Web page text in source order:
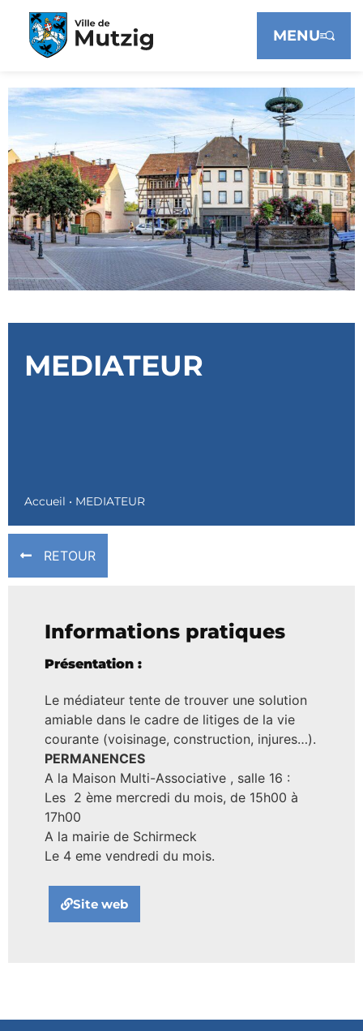
MENU
MEDIATEUR
Accueil • MEDIATEUR
RETOUR
Informations pratiques
Présentation :
Le médiateur tente de trouver une solution
amiable dans le cadre de litiges de la vie
courante (voisinage, construction, injures…).
PERMANENCES
A la Maison Multi-Associative , salle 16 :
Les 2 ème mercredi du mois, de 15h00 à
17h00
A la mairie de Schirmeck
Le 4 eme vendredi du mois.
Site web
Panneau de gestion des cookies